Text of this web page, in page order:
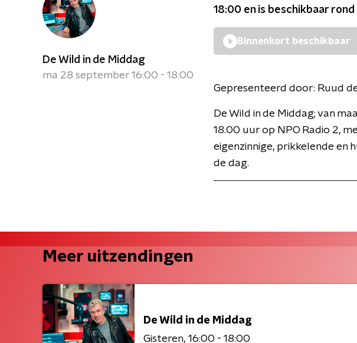
De Wild in de Middag
ma 28 september 16:00 - 18:00
18:00 en is beschikbaar rond
Binnenkort beschikbaar
Gepresenteerd door: Ruud
De Wild in de Middag; van
18.00 uur op NPO Radio 2,
eigenzinnige, prikkelende en
de dag.
Meer uitzendingen
De Wild in de Middag
Gisteren 16:00 - 18:00